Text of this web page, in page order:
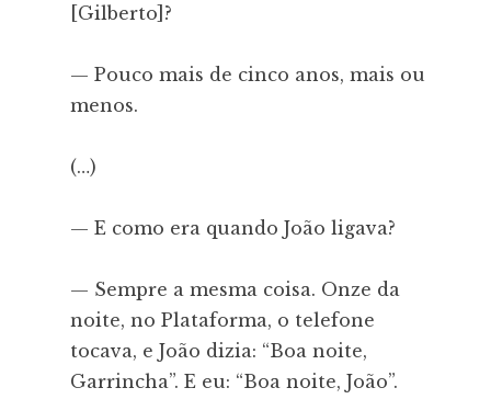
[Gilberto]?
— Pouco mais de cinco anos, mais ou
menos.
(…)
— E como era quando João ligava?
— Sempre a mesma coisa. Onze da
noite, no Plataforma, o telefone
tocava, e João dizia: “Boa noite,
Garrincha”. E eu: “Boa noite, João”.